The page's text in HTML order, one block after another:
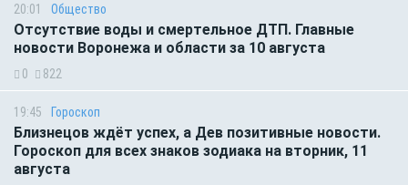
20:01 Общество
Отсутствие воды и смертельное ДТП. Главные
новости Воронежа и области за 10 августа
0 822
19:45 Гороскоп
Близнецов ждёт успех, а Дев позитивные новости.
Гороскоп для всех знаков зодиака на вторник, 11
августа